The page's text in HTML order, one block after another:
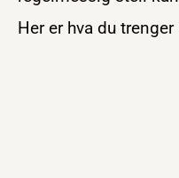
Her er hva du trenger